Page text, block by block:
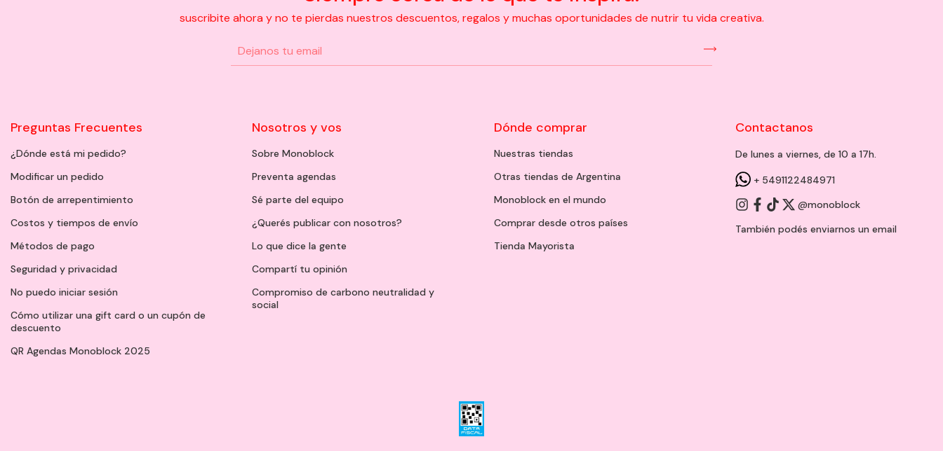
suscribite ahora y no te pierdas nuestros descuentos, regalos y muchas oportunidades de nutrir tu vida creativa.
Preguntas Frecuentes
¿Dónde está mi pedido?
Modificar un pedido
Botón de arrepentimiento
Costos y tiempos de envío
Métodos de pago
Seguridad y privacidad
No puedo iniciar sesión
Cómo utilizar una gift card o un cupón de
descuento
QR Agendas Monoblock 2025
Nosotros y vos
Sobre Monoblock
Preventa agendas
Sé parte del equipo
¿Querés publicar con nosotros?
Lo que dice la gente
Compartí tu opinión
Compromiso de carbono neutralidad y
social
Dónde comprar
Nuestras tiendas
Otras tiendas de Argentina
Monoblock en el mundo
Comprar desde otros países
Tienda Mayorista
Contactanos
De lunes a viernes, de 10 a 17h.
+ 5491122484971
@monoblock
También podés enviarnos un email